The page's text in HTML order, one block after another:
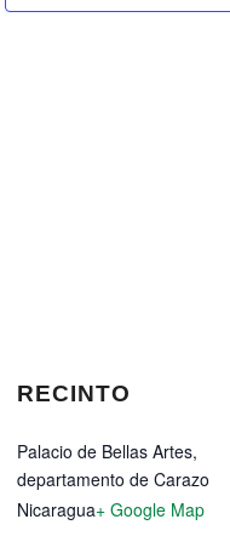
RECINTO
Palacio de Bellas Artes,
departamento de Carazo
Nicaragua+ Google Map